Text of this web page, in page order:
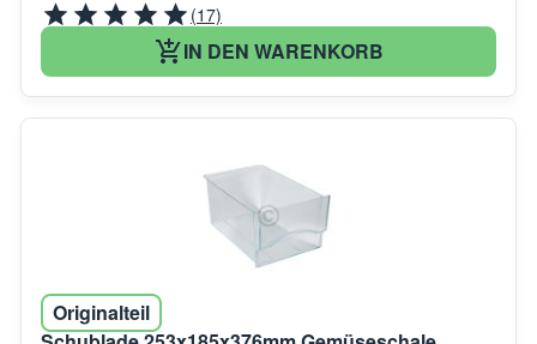
(17)
IN DEN WARENKORB
Originalteil